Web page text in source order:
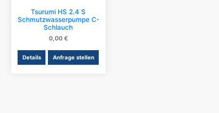
Tsurumi HS 2.4 S
Schmutzwasserpumpe C-
Schlauch
0,00 €
Details Anfrage stellen